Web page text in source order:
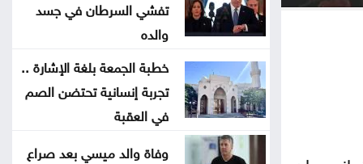
التجريبي لخطوط جديدة
السعودية: إخماد حريق في منشأة
أرامكو بجيزان بلا إصابات
حرائق الغابات تجبر 20 ألف شخص
على إخلاء منازلهم في كندا
تفشي السرطان في جسد
والده
خطبة الجمعة بلغة الإشارة ..
تجربة إنسانية تحتضن الصم
في العقبة
وفاة والد ميسي بعد صراع